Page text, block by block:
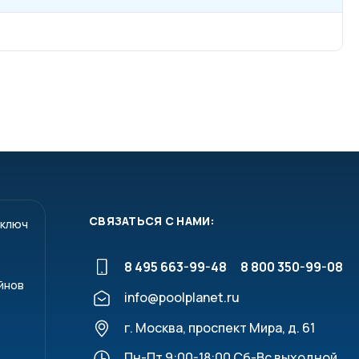
СВЯЗАТЬСЯ С НАМИ:
8 495 663-99-48
8 800 350-99-08
info@poolplanet.ru
г. Москва, проспект Мира, д. 61